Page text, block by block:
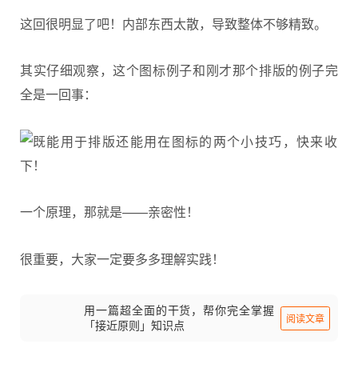
这回很明显了吧！内部东西太散，导致整体不够精致。
其实仔细观察，这个图标例子和刚才那个排版的例子完
全是一回事：
一个原理，那就是——亲密性！
很重要，大家一定要多多理解实践！
用一篇超全面的干货，帮你完全掌握
「接近原则」知识点
阅读文章